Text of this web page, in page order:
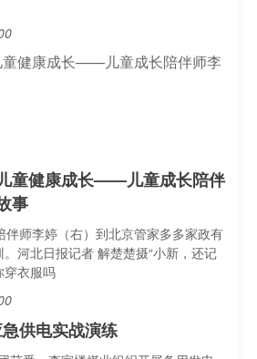
童健康成长——儿童成长陪伴
事
伴师李婷（右）到北京管家多多家政有
河北日报记者 解楚楚摄“小新，还记
穿衣服吗
供电实战演练